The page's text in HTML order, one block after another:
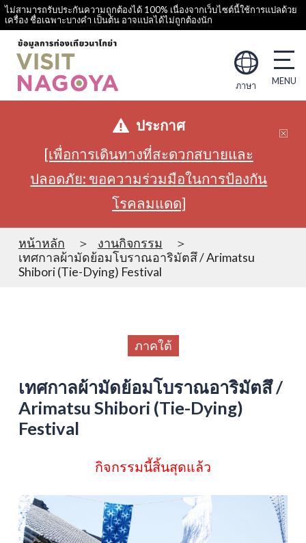
ไม่สามารถรับประกันความถูกต้องได้ 100% เนื่องจากเว็บไซต์นี้ใช้การแปลด้วย
เครื่อง ชื่อเฉพาะบางคำ เป็นต้น อาจแปลได้ไม่ถูกต้องนัก
ภาษา
ประกาศ
[เพื่อการเดินทางที่สะดวกสบายและ
ปลอดภัย: ขอความร่วมมือในการป้องกัน
โรคลมแดด]
หน้าหลัก
งานกิจกรรม
เทศกาลผ้ามัดย้อมโบราณอาริมัตสึ / Arimatsu
Shibori (Tie-Dying) Festival
ภาคใต้
เทศกาลผ้ามัดย้อมโบราณอาริมัตสึ /
Arimatsu Shibori (Tie-Dying)
Festival
กิจกรรมนี้สิ้นสุดแล้ว